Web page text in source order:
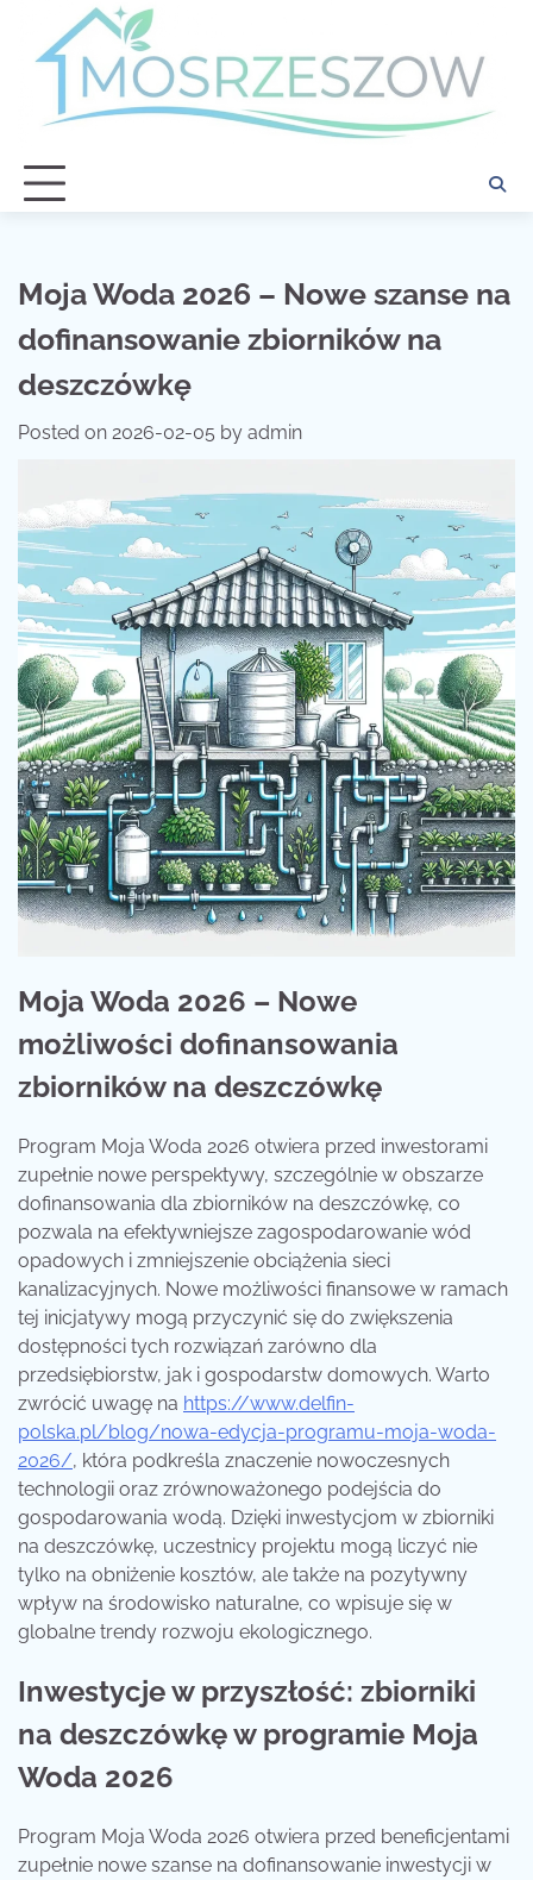
content
Moja Woda 2026 – Nowe szanse na
dofinansowanie zbiorników na
deszczówkę
Posted on 2026-02-05 by admin
Moja Woda 2026 – Nowe
możliwości dofinansowania
zbiorników na deszczówkę
Program Moja Woda 2026 otwiera przed inwestorami
zupełnie nowe perspektywy, szczególnie w obszarze
dofinansowania dla zbiorników na deszczówkę, co
pozwala na efektywniejsze zagospodarowanie wód
opadowych i zmniejszenie obciążenia sieci
kanalizacyjnych. Nowe możliwości finansowe w ramach
tej inicjatywy mogą przyczynić się do zwiększenia
dostępności tych rozwiązań zarówno dla
przedsiębiorstw, jak i gospodarstw domowych. Warto
zwrócić uwagę na https://www.delfin-
polska.pl/blog/nowa-edycja-programu-moja-woda-
2026/, która podkreśla znaczenie nowoczesnych
technologii oraz zrównoważonego podejścia do
gospodarowania wodą. Dzięki inwestycjom w zbiorniki
na deszczówkę, uczestnicy projektu mogą liczyć nie
tylko na obniżenie kosztów, ale także na pozytywny
wpływ na środowisko naturalne, co wpisuje się w
globalne trendy rozwoju ekologicznego.
Inwestycje w przyszłość: zbiorniki
na deszczówkę w programie Moja
Woda 2026
Program Moja Woda 2026 otwiera przed beneficjentami
zupełnie nowe szanse na dofinansowanie inwestycji w